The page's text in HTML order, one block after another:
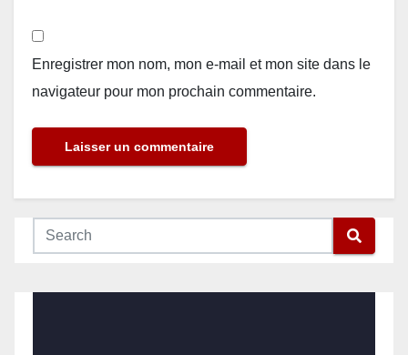
Enregistrer mon nom, mon e-mail et mon site dans le
navigateur pour mon prochain commentaire.